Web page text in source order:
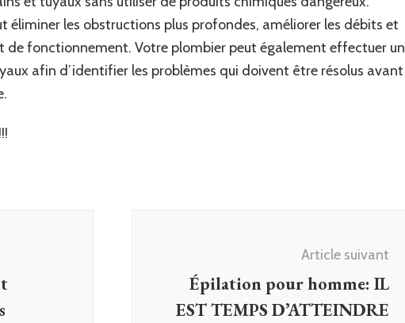
éliminer les obstructions plus profondes, améliorer les débits et
de fonctionnement. Votre plombier peut également effectuer un
afin d’identifier les problèmes qui doivent être résolus avant
Article suivant
Épilation pour homme: IL
EST TEMPS D’ATTEINDRE